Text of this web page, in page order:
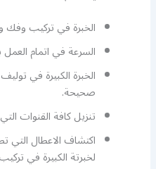
الخبرة في تركيب وفك
السرعة في اتمام العمل
الخبرة الكبيرة في
صحيحة.
تنزيل كافة القنوات
اكتشاف الاعطال التي
لخبرتة الكبيرة في